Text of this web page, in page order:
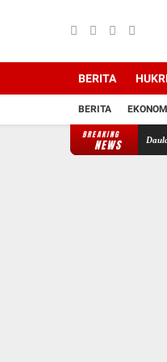
BERITA
BERITA
BREAKING
NEWS
Santriwati SMP Islam Daulatul